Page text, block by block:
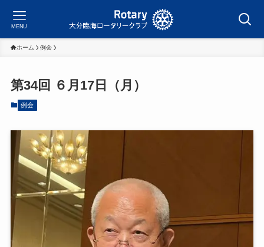
MENU
ホーム 例会
第34回 ６月17日（月）
例会